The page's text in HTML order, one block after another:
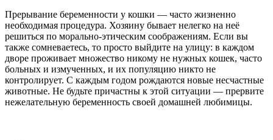
Прерывание беременности у кошки — часто жизненно
необходимая процедура. Хозяину бывает нелегко на неё
решиться по морально-этическим соображениям. Если вы
также сомневаетесь, то просто выйдите на улицу: в каждом
дворе проживает множество никому не нужных кошек, часто
больных и измученных, и их популяцию никто не
контролирует. С каждым годом рождаются новые несчастные
животные. Не будьте причастны к этой ситуации — прервите
нежелательную беременность своей домашней любимицы.